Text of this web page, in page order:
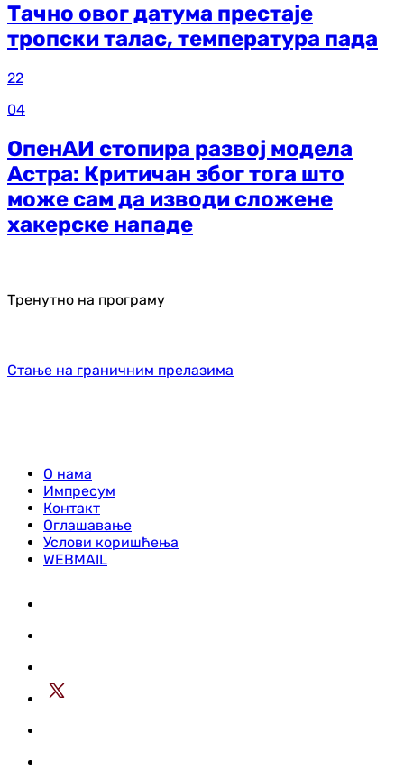
Тачно овог датума престаје
тропски талас, температура пада
22
04
ОпенАИ стопира развој модела
Астра: Критичан због тога што
може сам да изводи сложене
хакерске нападе
Тренутно на програму
Стање на граничним прелазима
О нама
Импресум
Контакт
Оглашавање
Услови коришћења
WEBMAIL